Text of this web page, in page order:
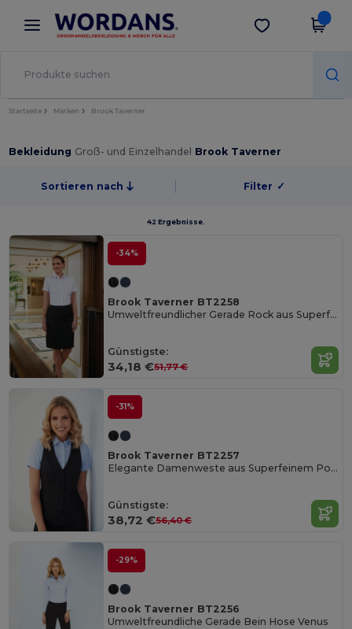
× Wordans App
Bessere Preise in der App!
App holen
Startseite Marken Brook Taverner
Bekleidung Groß- und Einzelhandel Brook Taverner
Sortieren nach Filter ✓
42 Ergebnisse.
-34%
Brook Taverner BT2258
Umweltfreundlicher Gerade Rock aus Superfeinem Polyester
Günstigste:
34,18 €51,77 €
-31%
Brook Taverner BT2257
Elegante Damenweste aus Superfeinem Polyester
Günstigste:
38,72 €56,40 €
-29%
Brook Taverner BT2256
Umweltfreundliche Gerade Bein Hose Venus